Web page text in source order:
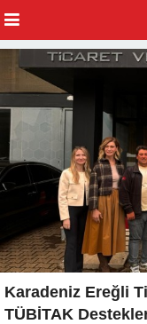
Karadeniz Ereğli
TÜBİTAK